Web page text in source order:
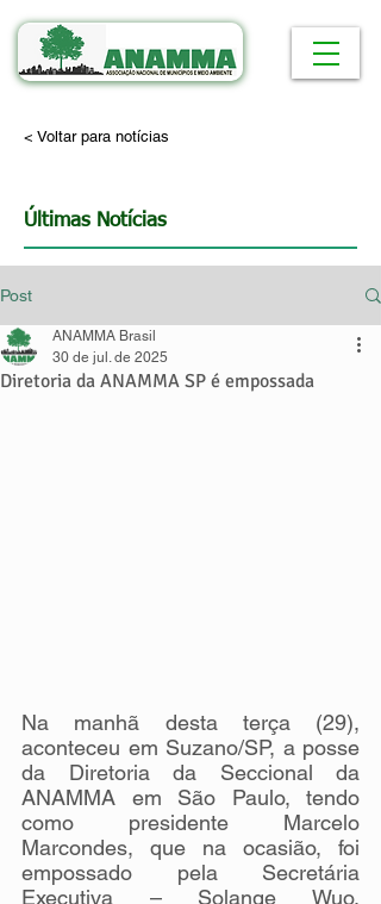
< Voltar para notícias
Últimas Notícias
Post
Diretoria da ANAMMA SP é empossada
ANAMMA Brasil
30 de jul. de 2025
Na manhã desta terça (29),
aconteceu em Suzano/SP, a posse
da Diretoria da Seccional da
ANAMMA em São Paulo, tendo
como presidente Marcelo
Marcondes, que na ocasião, foi
empossado pela Secretária
Executiva – Solange Wuo,